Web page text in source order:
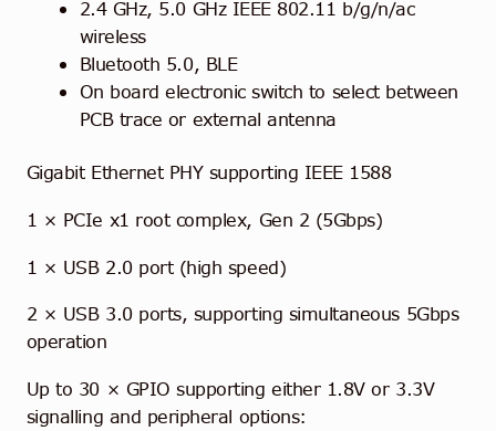
2.4 GHz, 5.0 GHz IEEE 802.11 b/g/n/ac
wireless
Bluetooth 5.0, BLE
On board electronic switch to select between
PCB trace or external antenna
Gigabit Ethernet PHY supporting IEEE 1588
1 × PCIe x1 root complex, Gen 2 (5Gbps)
1 × USB 2.0 port (high speed)
2 × USB 3.0 ports, supporting simultaneous 5Gbps
operation
Up to 30 × GPIO supporting either 1.8V or 3.3V
signalling and peripheral options: